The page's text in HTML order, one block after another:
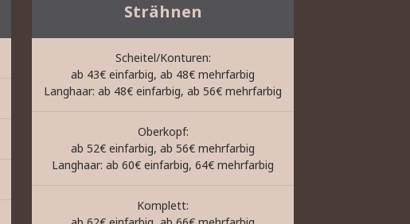
Strähnen
Scheitel/Konturen:
ab 43€ einfarbig, ab 48€ mehrfarbig
Langhaar: ab 48€ einfarbig, ab 56€ mehrfarbig
Oberkopf:
ab 52€ einfarbig, ab 56€ mehrfarbig
Langhaar: ab 60€ einfarbig, 64€ mehrfarbig
Komplett: